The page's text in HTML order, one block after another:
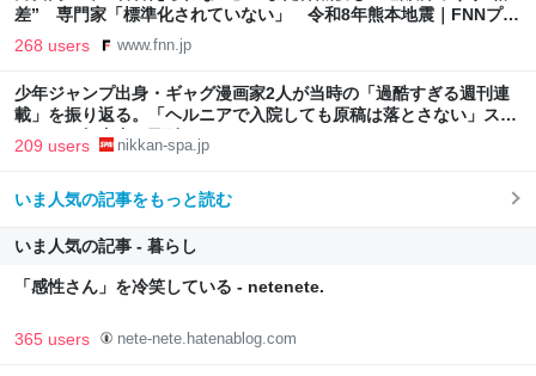
差” 専門家「標準化されていない」 令和8年熊本地震｜FNNプラ
イムオンライン
268 users www.fnn.jp
少年ジャンプ出身・ギャグ漫画家2人が当時の「過酷すぎる週刊連
載」を振り返る。「ヘルニアで入院しても原稿は落とさない」スト
イックな舞台裏 | 日刊SPA!
209 users nikkan-spa.jp
いま人気の記事をもっと読む
いま人気の記事 - 暮らし
「感性さん」を冷笑している - netenete.
365 users nete-nete.hatenablog.com